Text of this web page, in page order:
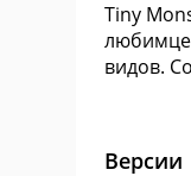
Tiny
видов.
Версии